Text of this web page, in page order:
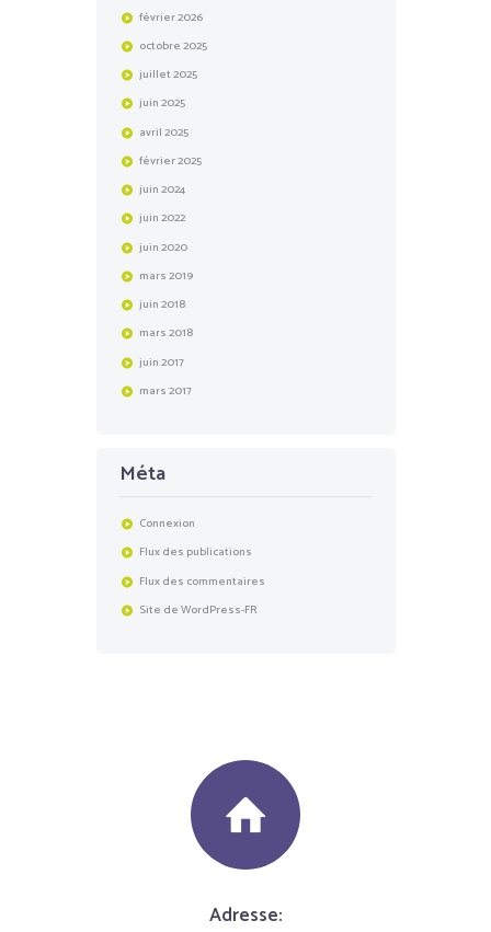
février2026
octobre2025
juillet2025
juin2025
avril2025
février2025
juin2024
juin2022
juin2020
mars2019
juin2018
mars2018
juin2017
mars2017
Méta
Connexion
Flux des publications
Flux des commentaires
Site de WordPress-FR
Adresse: